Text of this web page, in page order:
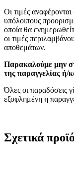
Οι τιμές
υπόλοιπους
οποία θα
οι τιμές
αποθεμάτων.
Παρακαλούμε μην
της παραγγελίας ή/
Όλες οι παραδόσεις
εξοφλημένη η
Σχετικά